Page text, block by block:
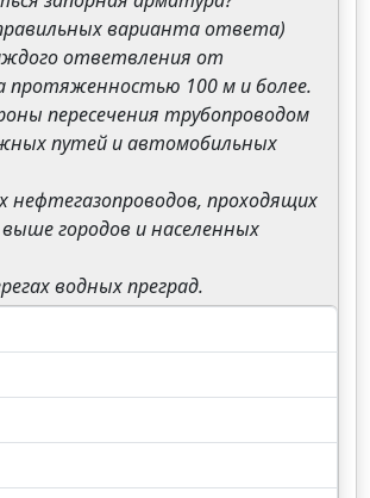
варианта ответа)
ответвления от
протяженностью 100 м и более.
пересечения трубопроводом
путей и автомобильных
нефтегазопроводов, проходящих
городов и населенных
водных преград.